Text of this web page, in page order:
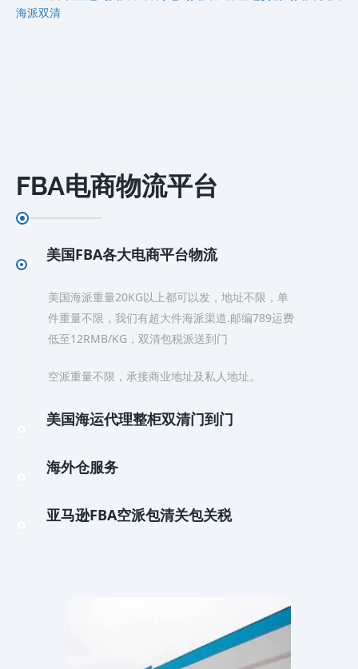
海派双清
FBA电商物流平台
美国FBA各大电商平台物流
美国海派重量20KG以上都可以发，地址不限，单
件重量不限，我们有超大件海派渠道.邮编789运费
低至12RMB/KG，双清包税派送到门
空派重量不限，承接商业地址及私人地址。
美国海运代理整柜双清门到门
海外仓服务
亚马逊FBA空派包清关包关税